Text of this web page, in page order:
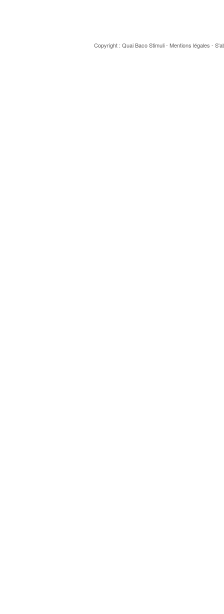
Copyright : Quai BacoStimuli- Mentions légales -